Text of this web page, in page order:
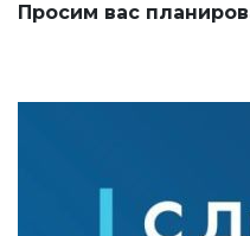
Просим вас